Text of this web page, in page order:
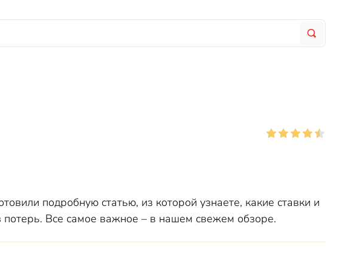
подробную статью, из которой узнаете, какие ставки и
потерь. Все самое важное – в нашем свежем обзоре.